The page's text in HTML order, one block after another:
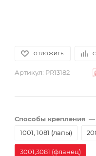
ОТЛОЖИТЬ
Артикул: PR13182
Способы крепления —
1001, 1081 (лапы)
3001,3081 (фланец)